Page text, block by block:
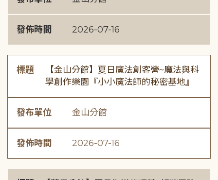
發佈時間 2026-07-16
標題
【金山分館】夏日魔法創客營~魔法與科
學創作樂園『小小魔法師的秘密基地』
發布單位 金山分館
發佈時間 2026-07-16